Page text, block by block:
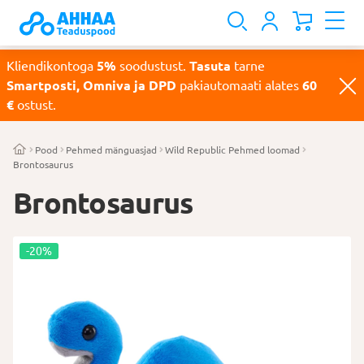
Kliendikontoga 5% soodustust. Tasuta tarne
Smartposti, Omniva ja DPD pakiautomaati alates 60
€ ostust.
Pood Pehmed mänguasjad
Wild Republic Pehmed loomad
Brontosaurus
Brontosaurus
-20%